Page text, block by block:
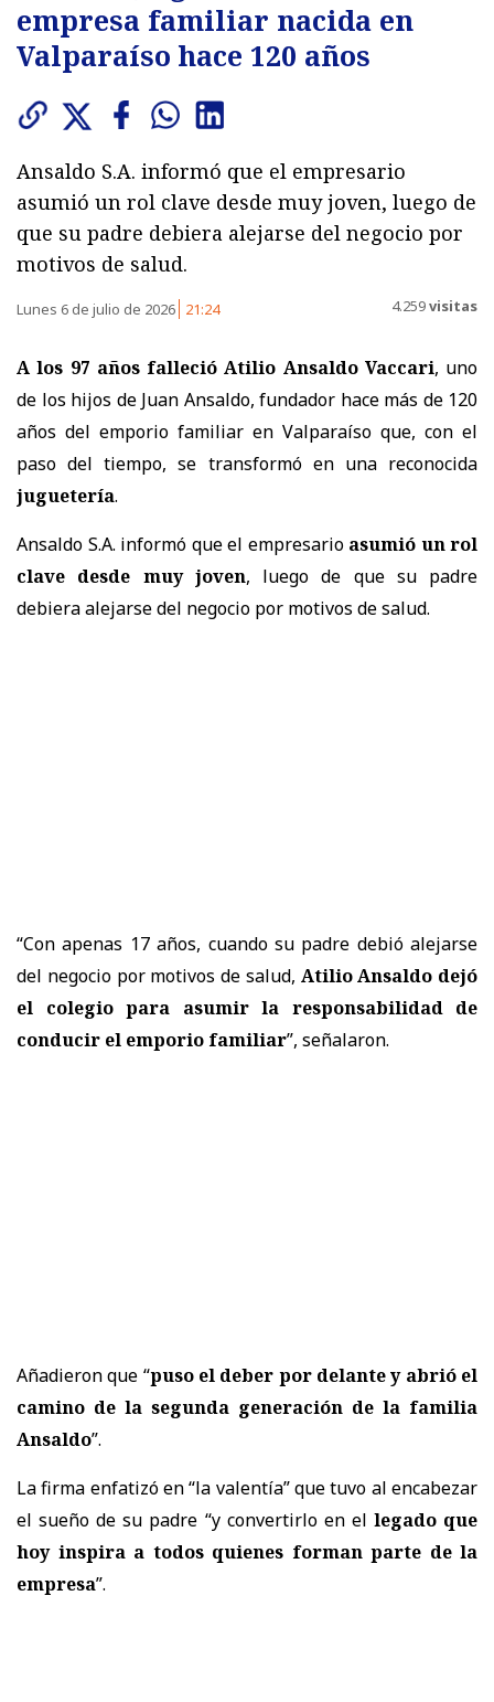
empresa familiar nacida en
Valparaíso hace 120 años
Ansaldo S.A. informó que el empresario
asumió un rol clave desde muy joven, luego de
que su padre debiera alejarse del negocio por
motivos de salud.
Lunes 6 de julio de 2026 21:24 4.259visitas
A los 97 años falleció Atilio Ansaldo Vaccari, uno
de los hijos de Juan Ansaldo, fundador hace más de 120
años del emporio familiar en Valparaíso que, con el
paso del tiempo, se transformó en una reconocida
juguetería.
Ansaldo S.A. informó que el empresarioasumió un rol
clave desde muy joven, luego de que su padre
debiera alejarse del negocio por motivos de salud.
“Con apenas 17 años, cuando su padre debió alejarse
del negocio por motivos de salud, Atilio Ansaldo dejó
el colegio para asumir la responsabilidad de
conducir el emporio familiar”, señalaron.
Añadieron que “puso el deber por delante y abrió el
camino de la segunda generación de la familia
Ansaldo”.
La firma enfatizó en “la valentía” que tuvo al encabezar
el sueño de su padre “y convertirlo en el legado que
hoy inspira a todos quienes forman parte de la
empresa”.